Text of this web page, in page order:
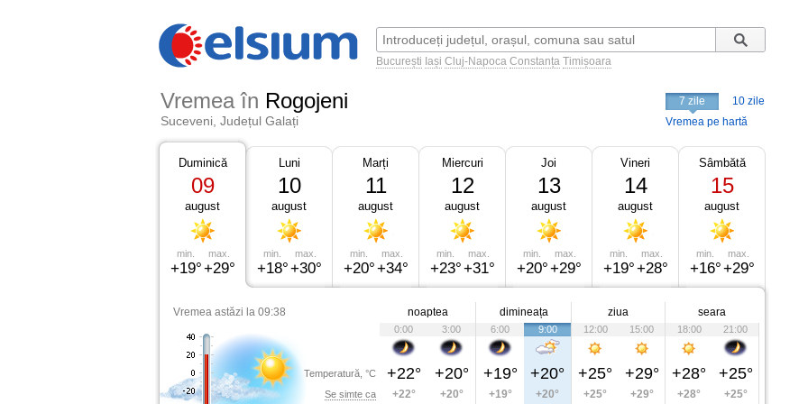
București Iași Cluj-Napoca Constanța Timișoara
Vremea în Rogojeni
Suceveni, Județul Galați
7 zile
10 zile
Vremea pe hartă
Duminică
09
august
min.
+19°
max.
+29°
Luni
10
august
min.
+18°
max.
+30°
Marți
11
august
min.
+20°
max.
+34°
Miercuri
12
august
min.
+23°
max.
+31°
Joi
13
august
min.
+20°
max.
+29°
Vineri
14
august
min.
+19°
max.
+28°
Sâmbătă
15
august
min.
+16°
max.
+29°
Vremea astăzi la 09:38
Temperatură, °C
Se simte ca
noaptea dimineața ziua seara
0:00 3:00 6:00 9:00 12:00 15:00 18:00 21:00
+22° +20° +19° +20° +25° +29° +28° +25°
+22° +20° +19° +20° +25° +29° +28° +25°